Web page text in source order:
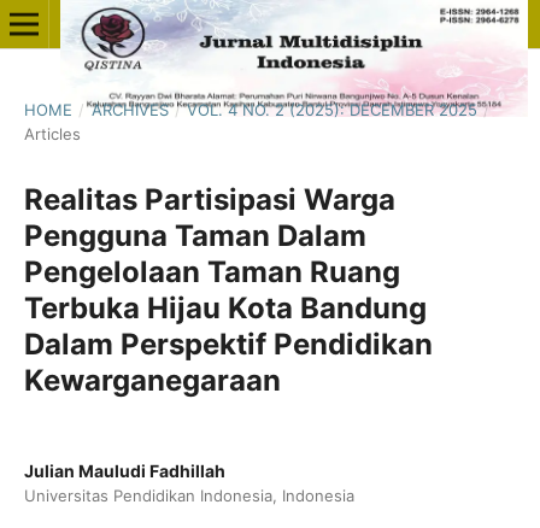
HOME / ARCHIVES / VOL. 4 NO. 2 (2025): DECEMBER 2025 /
Articles
Realitas Partisipasi Warga
Pengguna Taman Dalam
Pengelolaan Taman Ruang
Terbuka Hijau Kota Bandung
Dalam Perspektif Pendidikan
Kewarganegaraan
Julian Mauludi Fadhillah
Universitas Pendidikan Indonesia, Indonesia